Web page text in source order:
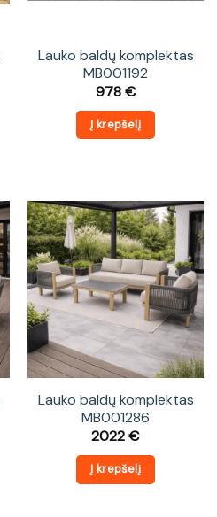
Lauko baldų komplektas
MB001192
978€
Į krepšelį
Lauko baldų komplektas
MB001286
2022€
Į krepšelį